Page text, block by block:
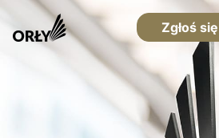
Zgłoś się